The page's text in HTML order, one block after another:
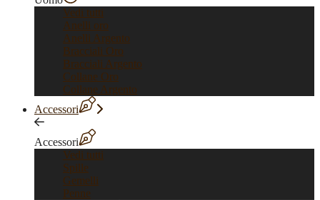
Vedi tutti
Anelli oro
Anelli Argento
Bracciali Oro
Bracciali Argento
Collane Oro
Collane Argento
Accessori
Accessori
Vedi tutti
Spille
Gemelli
Penne